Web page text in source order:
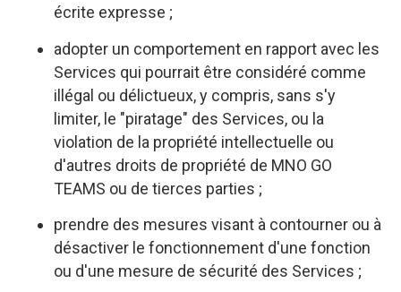
écrite expresse ;
adopter un comportement en rapport avec les
Services qui pourrait être considéré comme
illégal ou délictueux, y compris, sans s'y
limiter, le "piratage" des Services, ou la
violation de la propriété intellectuelle ou
d'autres droits de propriété de MNO GO
TEAMS ou de tierces parties ;
prendre des mesures visant à contourner ou à
désactiver le fonctionnement d'une fonction
ou d'une mesure de sécurité des Services ;